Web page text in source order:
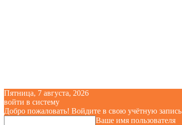
Пятница, 7 августа, 2026
войти в систему
Добро пожаловать! Войдите в свою учётную запись
Ваше имя пользователя